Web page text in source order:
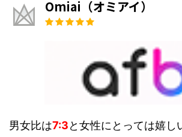
Omiai（オミアイ）
男女比は7:3と女性にとっては嬉し